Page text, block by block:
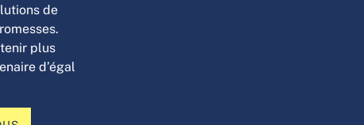
de
plus
d’égal